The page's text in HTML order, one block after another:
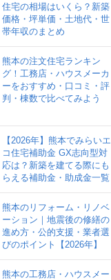
住宅の相場はいくら？新築
価格・坪単価・土地代・世
帯年収のまとめ
熊本の注文住宅ランキン
グ！工務店・ハウスメーカ
ーをおすすめ・口コミ・評
判・棟数で比べてみよう
【2026年】熊本でみらいエ
コ住宅補助金 GX志向型対
応は？新築を建てる際にも
らえる補助金・助成金一覧
熊本のリフォーム・リノベ
ーション｜地震後の修繕の
進め方・公的支援・業者選
びのポイント【2026年】
熊本の工務店・ハウスメー